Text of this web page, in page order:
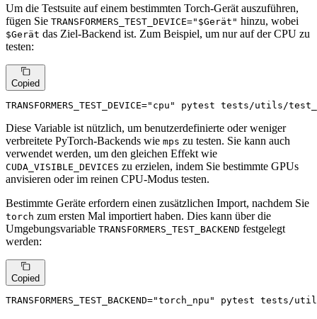
Um die Testsuite auf einem bestimmten Torch-Gerät auszuführen,
fügen Sie TRANSFORMERS_TEST_DEVICE="$Gerät" hinzu, wobei
$Gerät das Ziel-Backend ist. Zum Beispiel, um nur auf der CPU zu
testen:
Copied
TRANSFORMERS_TEST_DEVICE="cpu" pytest tests/utils/
Diese Variable ist nützlich, um benutzerdefinierte oder weniger
verbreitete PyTorch-Backends wie mps zu testen. Sie kann auch
verwendet werden, um den gleichen Effekt wie
CUDA_VISIBLE_DEVICES zu erzielen, indem Sie bestimmte GPUs
anvisieren oder im reinen CPU-Modus testen.
Bestimmte Geräte erfordern einen zusätzlichen Import, nachdem Sie
torch zum ersten Mal importiert haben. Dies kann über die
Umgebungsvariable TRANSFORMERS_TEST_BACKEND festgelegt
werden:
Copied
TRANSFORMERS_TEST_BACKEND="torch_npu" pytest tests/